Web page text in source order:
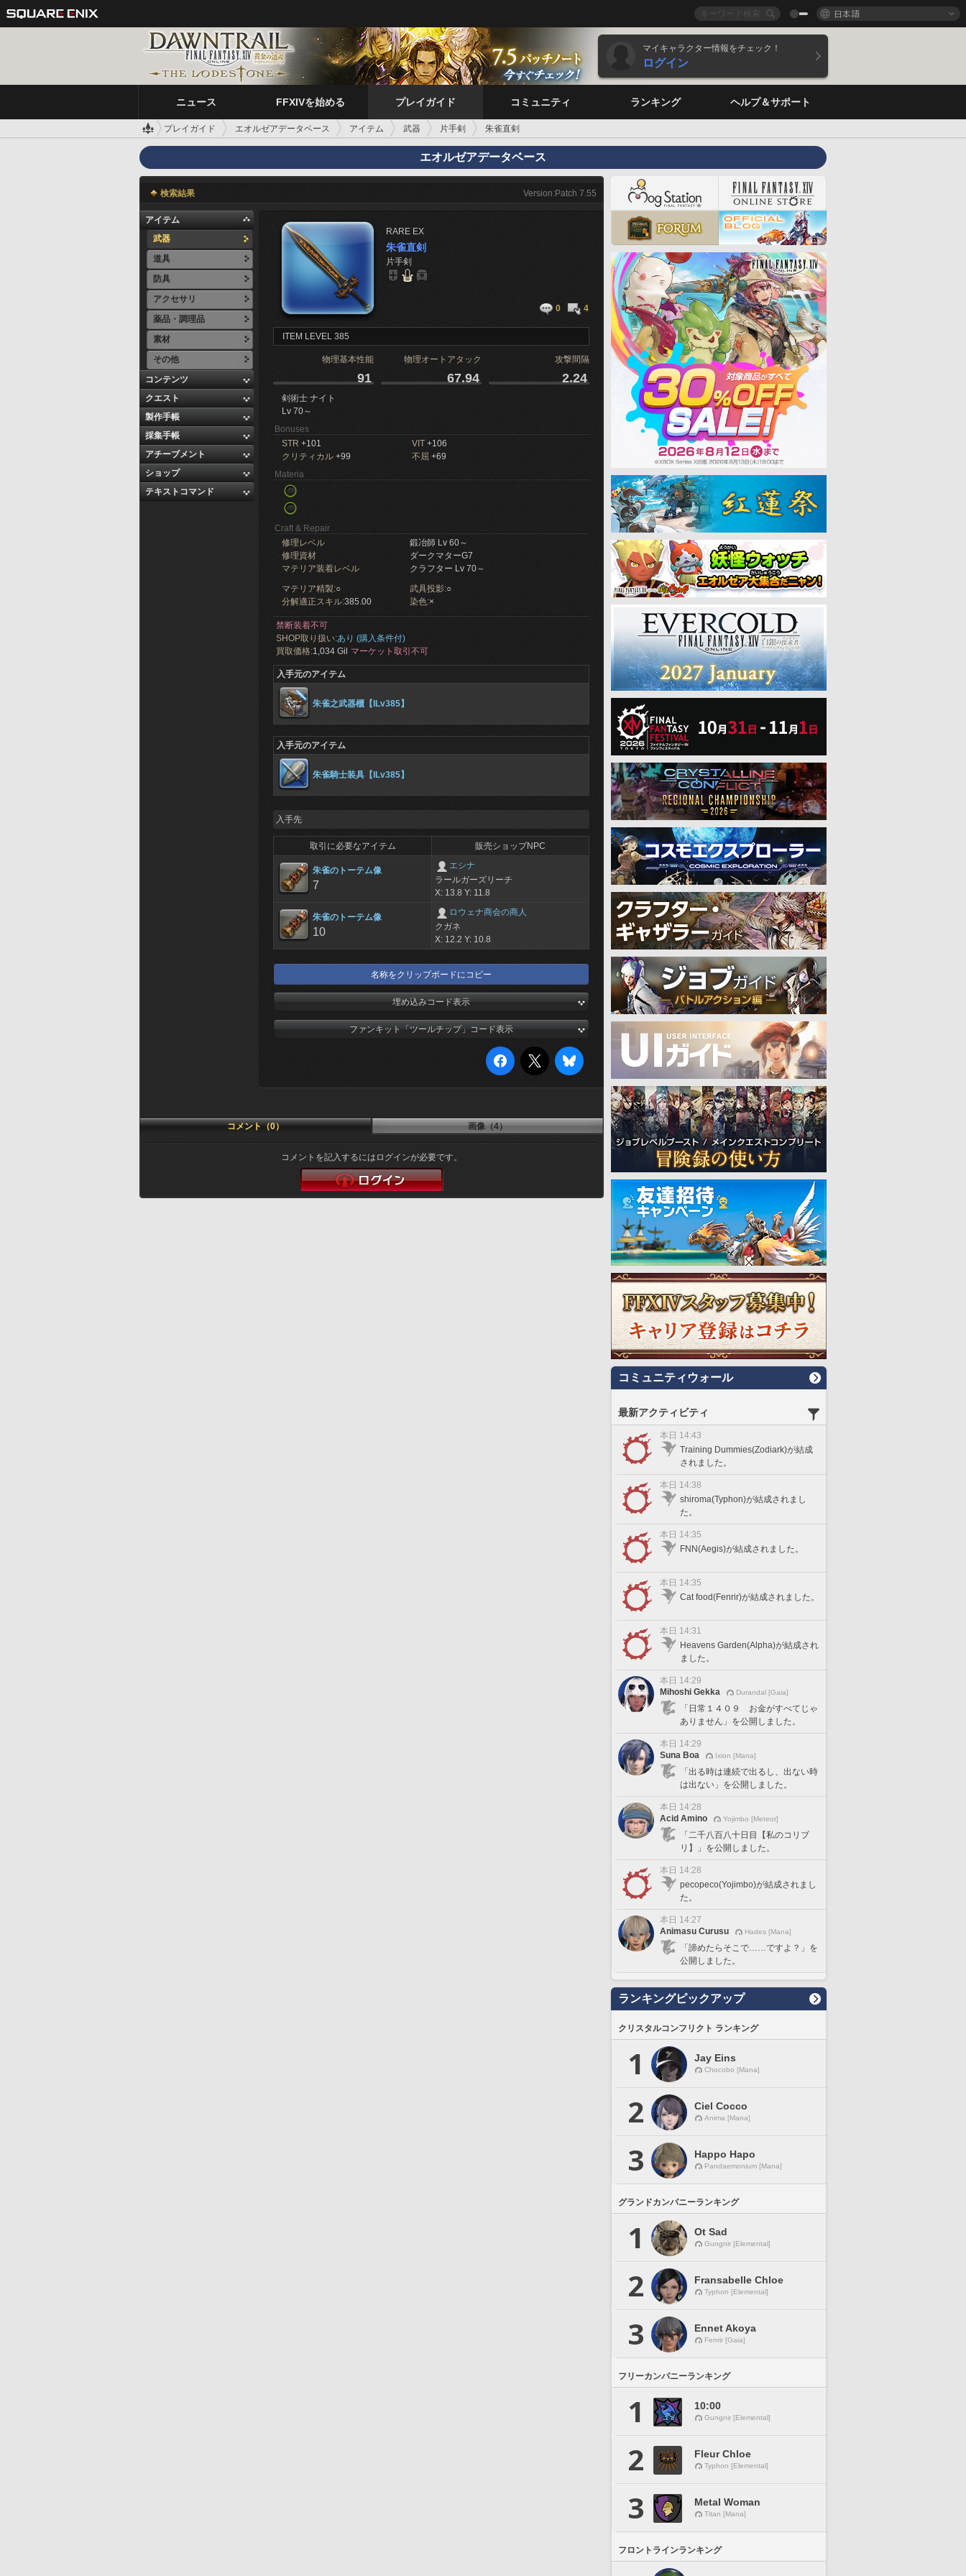
日本語
マイキャラクター情報をチェック！
ログイン
ニュース FFXIVを始める プレイガイド コミュニティ ランキング ヘルプ＆サポート
プレイガイド エオルゼアデータベース アイテム 武器 片手剣 朱雀直剣
エオルゼアデータベース
検索結果 Version:Patch 7.55
アイテム
武器
道具
防具
アクセサリ
薬品・調理品
素材
その他
コンテンツ
クエスト
製作手帳
採集手帳
アチーブメント
ショップ
テキストコマンド
RARE EX
朱雀直剣
片手剣
0 4
ITEM LEVEL 385
物理基本性能 物理オートアタック 攻撃間隔
91 67.94 2.24
剣術士 ナイト
Lv 70～
Bonuses
STR +101 VIT +106
クリティカル +99 不屈 +69
Materia
Craft & Repair
修理レベル
鍛冶師 Lv 60～
修理資材
ダークマターG7
マテリア装着レベル
クラフター Lv 70～
マテリア精製:○ 武具投影:○
分解適正スキル:385.00 染色:×
禁断装着不可
SHOP取り扱い:あり (購入条件付)
買取価格:1,034 Gil マーケット取引不可
入手元のアイテム
朱雀之武器櫃【ILv385】
入手元のアイテム
朱雀騎士装具【ILv385】
入手先
取引に必要なアイテム 販売ショップNPC
朱雀のトーテム像
7
エシナ
ラールガーズリーチ
X: 13.8 Y: 11.8
朱雀のトーテム像
10
ロウェナ商会の商人
クガネ
X: 12.2 Y: 10.8
名称をクリップボードにコピー
埋め込みコード表示
ファンキット「ツールチップ」コード表示
コメント（0） 画像（4）
コメントを記入するにはログインが必要です。
コミュニティウォール
最新アクティビティ
本日 14:43
Training Dummies(Zodiark)が結成
されました。
本日 14:38
shiroma(Typhon)が結成されまし
た。
本日 14:35
FNN(Aegis)が結成されました。
本日 14:35
Cat food(Fenrir)が結成されました。
本日 14:31
Heavens Garden(Alpha)が結成され
ました。
本日 14:29
Mihoshi Gekka
Durandal [Gaia]
「日常１４０９ お金がすべてじゃ
ありません」を公開しました。
本日 14:29
Suna Boa
Ixion [Mana]
「出る時は連続で出るし、出ない時
は出ない」を公開しました。
本日 14:28
Acid Amino
Yojimbo [Meteor]
「二千八百八十日目【私のコリブ
リ】」を公開しました。
本日 14:28
pecopeco(Yojimbo)が結成されまし
た。
本日 14:27
Animasu Curusu
Hades [Mana]
「諦めたらそこで……ですよ？」を
公開しました。
ランキングピックアップ
クリスタルコンフリクト ランキング
1 Jay Eins
Chocobo [Mana]
2 Ciel Cocco
Anima [Mana]
3 Happo Hapo
Pandaemonium [Mana]
グランドカンパニーランキング
1 Ot Sad
Gungnir [Elemental]
2 Fransabelle Chloe
Typhon [Elemental]
3 Ennet Akoya
Fenrir [Gaia]
フリーカンパニーランキング
1 10:00
Gungnir [Elemental]
2 Fleur Chloe
Typhon [Elemental]
3 Metal Woman
Titan [Mana]
フロントラインランキング